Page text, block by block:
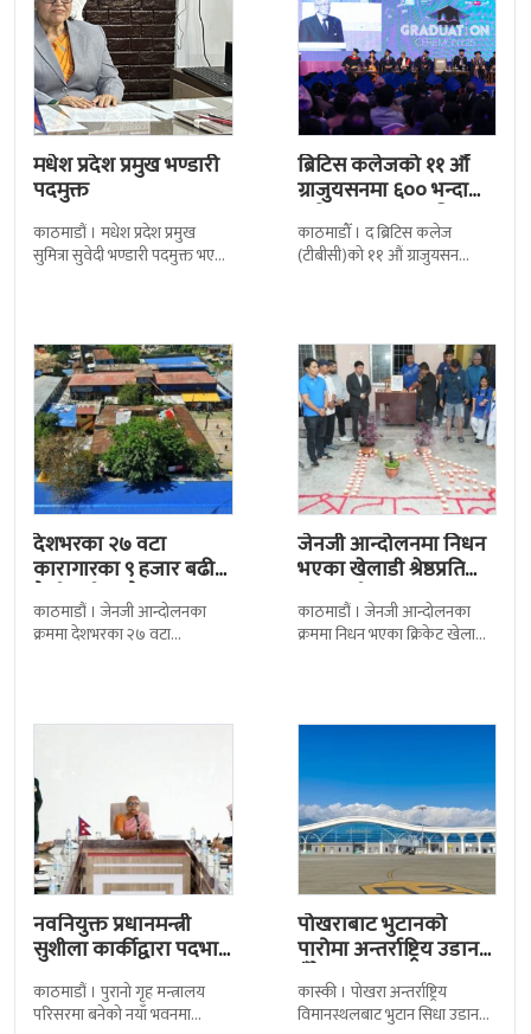
मधेश प्रदेश प्रमुख भण्डारी
पदमुक्त
काठमाडौं । मधेश प्रदेश प्रमुख
सुमित्रा सुवेदी भण्डारी पदमुक्त भएकी
ब्रिटिस कलेजको ११ औँ
ग्राजुयसनमा ६०० भन्दा
बढी ग्राजुयट सम्मानित
काठमाडौँ । द ब्रिटिस कलेज
(टीबीसी)को ११ औं ग्राजुयसन
देशभरका २७ वटा
कारागारका ९ हजार बढी
कैदीबन्दी अझै फरार
काठमाडौं । जेनजी आन्दोलनका
क्रममा देशभरका २७ वटा
जेनजी आन्दोलनमा निधन
भएका खेलाडी श्रेष्ठप्रति
श्रद्धाञ्जली
काठमाडौं । जेनजी आन्दोलनका
क्रममा निधन भएका क्रिकेट खेलाडी
नवनियुक्त प्रधानमन्त्री
सुशीला कार्कीद्वारा पदभार
काठमाडौं । पुरानो गृह मन्त्रालय
परिसरमा बनेको नयाँ भवनमा
पोखराबाट भुटानको
पारोमा अन्तर्राष्ट्रिय उडान
हुँदै
कास्की । पोखरा अन्तर्राष्ट्रिय
विमानस्थलबाट भुटान सिधा उडान